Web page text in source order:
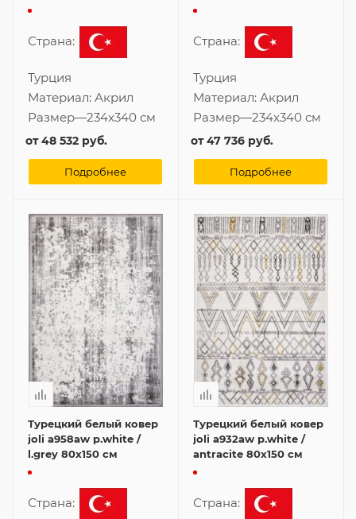
Страна:
Турция
Материал: Акрил
Размер—234x340 см
от48 532 руб.
Подробнее
Страна:
Турция
Материал: Акрил
Размер—234x340 см
от47 736 руб.
Подробнее
Турецкий белый ковер
joli a958aw p.white /
l.grey 80x150 см
Страна:
Турецкий белый ковер
joli a932aw p.white /
antracite 80x150 см
Страна: